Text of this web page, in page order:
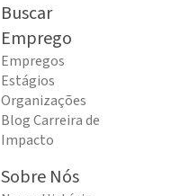
Buscar
Emprego
Empregos
Estágios
Organizações
Blog Carreira de
Impacto
Sobre Nós